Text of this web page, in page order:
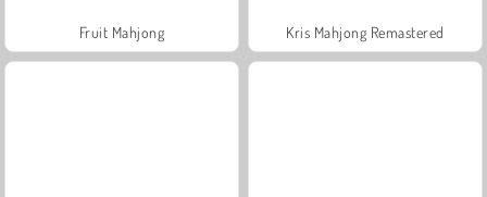
Fruit Mahjong Kris Mahjong Remastered